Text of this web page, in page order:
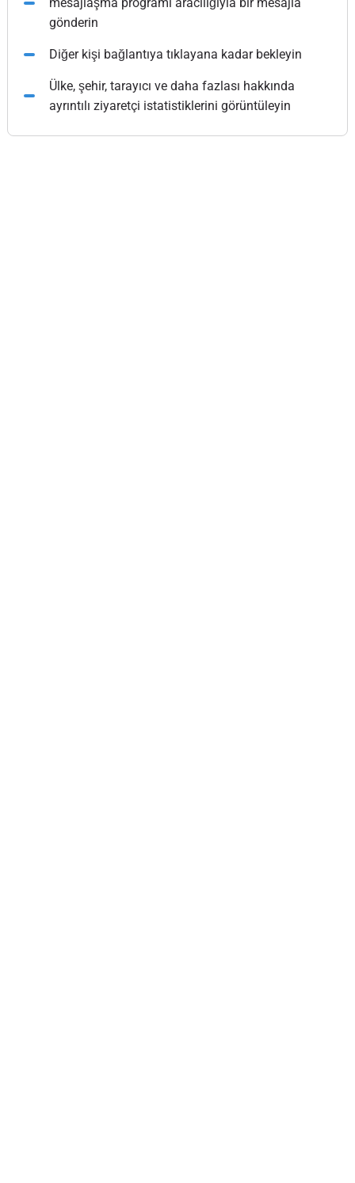
gönderin
Diğer kişi bağlantıya tıklayana kadar bekleyin
Ülke, şehir, tarayıcı ve daha fazlası hakkında
ayrıntılı ziyaretçi istatistiklerini görüntüleyin